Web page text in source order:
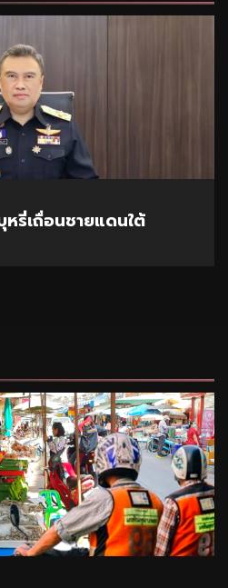
รี่เถื่อนชายแดนใต้